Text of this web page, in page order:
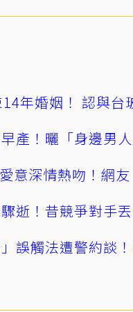
年婚姻！ 認與台
產！曬「身邊男
意深情熱吻！網
逝！昔競爭對手
誤觸法遭警約談